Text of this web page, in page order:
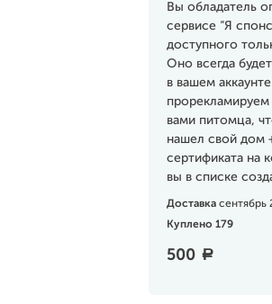
Вы обладатель
сервисе “Я
доступного
Оно всегда
в вашем
вами питомца,
нашел свой дом
сертификата на
вы в списке
Доставка сентябрь
Куплено 179
500 a